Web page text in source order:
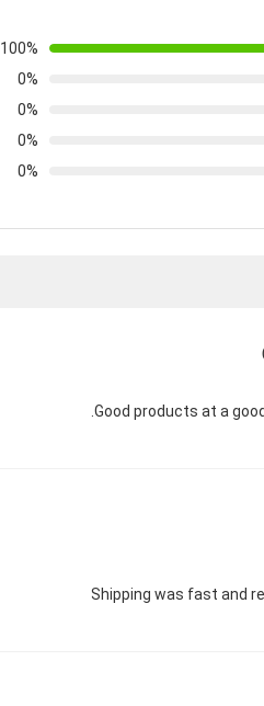
100%
0%
0%
0%
0%
Good products at a
Shipping was fast and